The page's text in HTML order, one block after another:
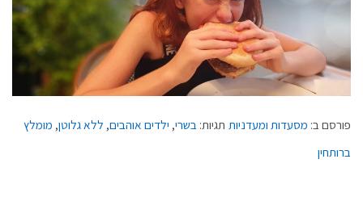
פורסם ב: מסעדות ומעדניות תגיות: בשרי, ילדים אוהבים, ללא גלוטן, מומלץ
ברותחין